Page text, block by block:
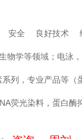
全 良好技术 经
学等领域；电泳
列，专业产品等（
荧光染料，蛋白酶